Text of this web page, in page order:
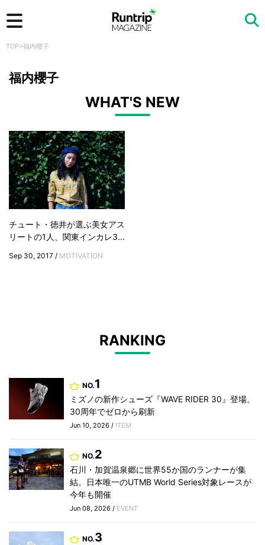
TOP>福内櫻子
福内櫻子
WHAT'S NEW
チュート・徳井が選ぶ美女アス
リートの1人、関東インカレ3...
Sep 30, 2017 / MOTIVATION
RANKING
NO.1
ミズノの新作シューズ『WAVE RIDER 30』登場。
30周年でゼロから刷新
Jun 10, 2026 / ITEM
NO.2
石川・加賀温泉郷に世界55か国のランナーが集
結。日本唯一のUTMB World Series対象レースが
今年も開催
Jun 08, 2026 / EVENT
NO.3